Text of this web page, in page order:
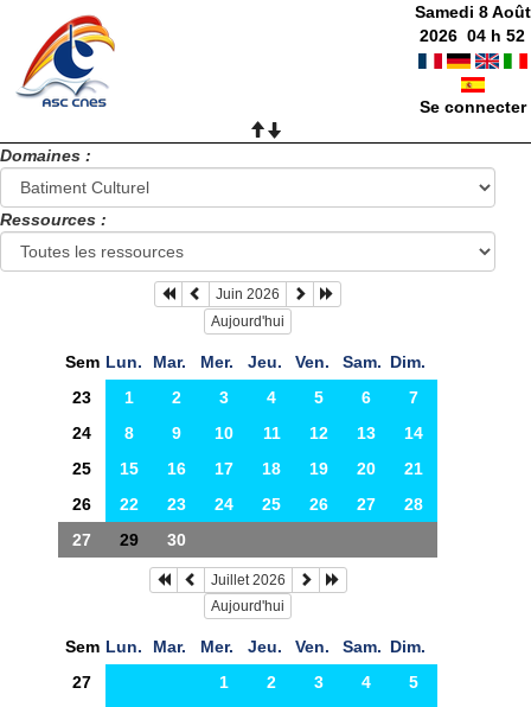
Samedi 8 Août
2026 04 h52
Se connecter
Domaines :
Ressources :
Juin 2026
Aujourd'hui
Sem Lun. Mar. Mer. Jeu. Ven. Sam. Dim.
23
1 2 3 4 5 6
7
24
8 9 10 11 12 13
14
25
15 16 17 18 19 20
21
26
22 23 24 25 26 27
28
27
29 30
Juillet 2026
Aujourd'hui
Sem Lun. Mar. Mer. Jeu. Ven. Sam. Dim.
27
1 2 3 4
5